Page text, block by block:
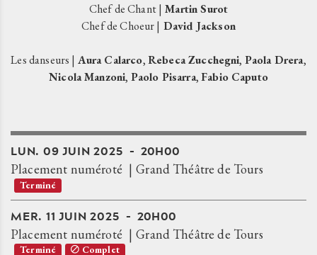
Chef de Chant | Martin Surot
Chef de Choeur | David Jackson
Les danseurs | Aura Calarco,Rebeca Zucchegni, Paola Drera,
Nicola Manzoni, Paolo Pisarra,Fabio Caputo
LUN. 09 JUIN 2025 20H00
Placement numéroté Grand Théâtre de Tours
Terminé
MER. 11 JUIN 2025 20H00
Placement numéroté Grand Théâtre de Tours
Terminé Complet